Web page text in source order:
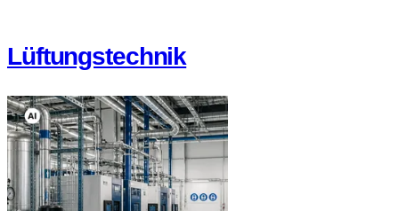
Lüftungstechnik